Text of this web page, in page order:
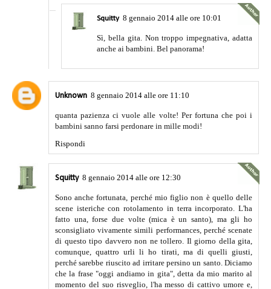
Squitty 8 gennaio 2014 alle ore 10:01
Sì, bella gita. Non troppo impegnativa, adatta
anche ai bambini. Bel panorama!
Unknown 8 gennaio 2014 alle ore 11:10
quanta pazienza ci vuole alle volte! Per fortuna che poi i
bambini sanno farsi perdonare in mille modi!
Rispondi
Squitty 8 gennaio 2014 alle ore 12:30
Sono anche fortunata, perché mio figlio non è quello delle
scene isteriche con rotolamento in terra incorporato. L'ha
fatto una, forse due volte (mica è un santo), ma gli ho
sconsigliato vivamente simili performances, perché scenate
di questo tipo davvero non ne tollero. Il giorno della gita,
comunque, quattro urli li ho tirati, ma di quelli giusti,
perché sarebbe riuscito ad irritare persino un santo. Diciamo
che la frase "oggi andiamo in gita", detta da mio marito al
momento del suo risveglio, l'ha messo di cattivo umore e,